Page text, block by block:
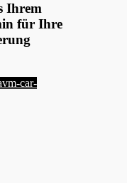
Ihrem
für Ihre
car-